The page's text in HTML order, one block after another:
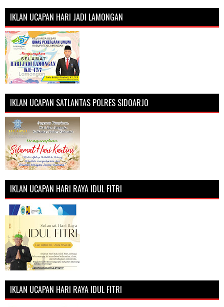
IKLAN UCAPAN HARI JADI LAMONGAN
IKLAN UCAPAN SATLANTAS POLRES SIDOARJO
IKLAN UCAPAN HARI RAYA IDUL FITRI
IKLAN UCAPAN HARI RAYA IDUL FITRI